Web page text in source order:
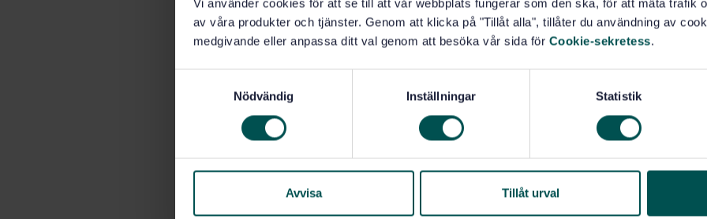
Vi använder cookies för att se till att vår webbplats fungerar som den ska, för att mäta trafik
av våra produkter och tjänster. Genom att klicka på "Tillåt alla", tillåter du användning av
medgivande eller anpassa ditt val genom att besöka vår sida för Cookie-sekretess.
Nödvändig Inställningar Statistik
Avvisa Tillåt urval